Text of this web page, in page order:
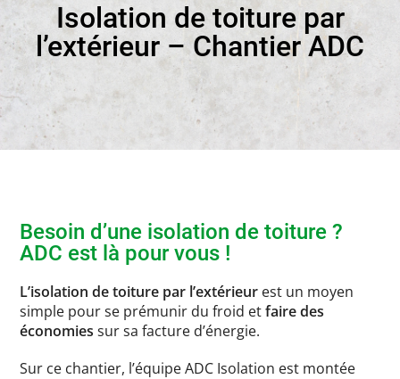
Isolation de toiture par
l’extérieur – Chantier ADC
Besoin d’une isolation de toiture ?
ADC est là pour vous !
L’isolation de toiture par l’extérieur est un moyen
simple pour se prémunir du froid etfaire des
économiessur sa facture d’énergie.
Sur ce chantier, l’équipe ADC Isolation est montée